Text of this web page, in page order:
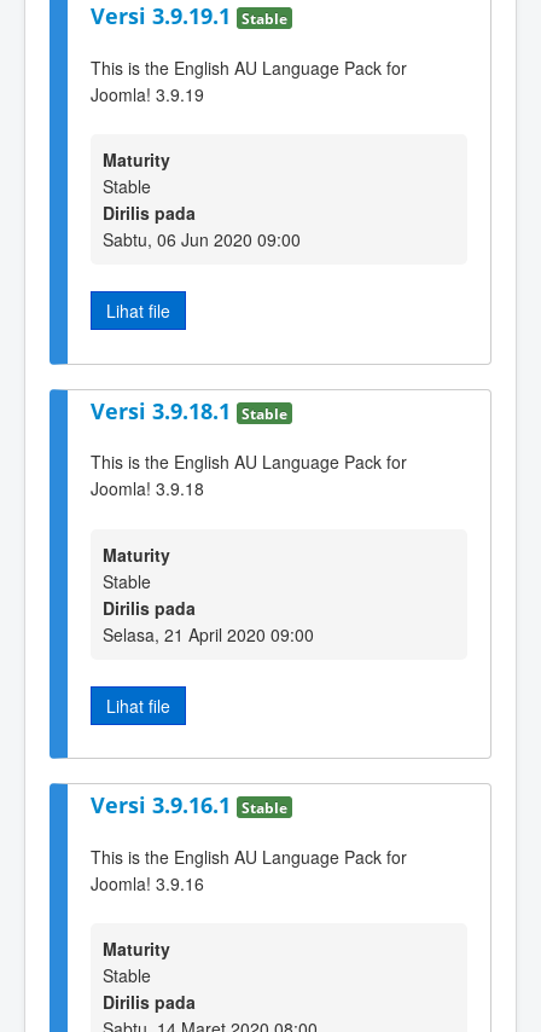
Versi 3.9.19.1 Stable
This is the English AU Language Pack for
Joomla! 3.9.19
Maturity
Stable
Dirilis pada
Sabtu, 06 Jun 2020 09:00
Lihat file
Versi 3.9.18.1 Stable
This is the English AU Language Pack for
Joomla! 3.9.18
Maturity
Stable
Dirilis pada
Selasa, 21 April 2020 09:00
Lihat file
Versi 3.9.16.1 Stable
This is the English AU Language Pack for
Joomla! 3.9.16
Maturity
Stable
Dirilis pada